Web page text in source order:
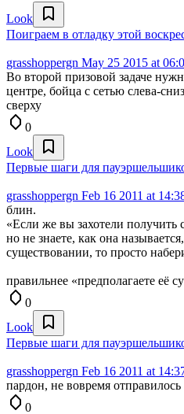
Look
Поиграем в отладку этой
grasshoppergn May 25 2015 at
Во второй призовой задаче
центре, бойца с сетью слева-
сверху
0
Look
Первые шаги для
grasshoppergn Feb 16 2011 at
блин.
«Если же вы захотели получить
но не знаете, как она
существовании, то просто
правильнее «предполагаете её
0
Look
Первые шаги для
grasshoppergn Feb 16 2011 at
пардон, не вовремя отправилось
0